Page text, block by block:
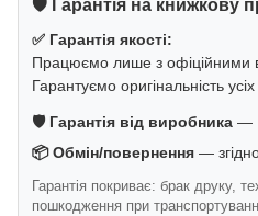
🛡️ Гарантія на книжкову
✅ Гарантія якості:
Працюємо лише з офіційними
Гарантуємо оригінальність усіх
🛡️ Гарантія від виробника —
📦 Обмін/повернення —
Гарантія покриває: брак друку,
пошкодження при